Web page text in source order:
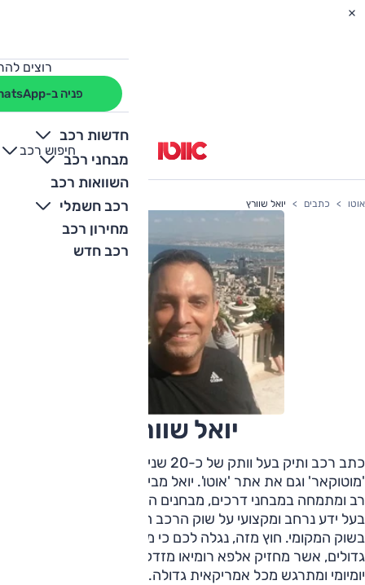
רוצים
פניה ב-WhatsApp
חדשות רכב
מבחני רכב
השוואות רכב
רכב חשמלי
מחירון רכב
רכב חדש
חיפוש רכב
+
-
אוטו כתבים יואל שוורץ
יואל שוורץ
כתב רכב ותיק בעל וותק של כ-20 שנים בתחום! ערך את אתר
'מוטוקאר' וגם את אתר 'אוטו'. יואל מביא עימו לצוות 'אוטו' ניסיון
רב ומתמחה במבחני דרכים, מבחנים השוואתיים מרובי כלי רכב,
בעל ידע נרחב ומקצועי על שוק הרכב הישראלי, וצרכנות רכב
בשוק המקומי. חוץ מזה, נגלה לכם כי מדובר בחובב טנדרים
גדולים, אשר מחזיק אלפא רומיאו מזדקנת שמשמשת כרכב
יומיומי ומתרגש מכל אמריקאית גדולה.